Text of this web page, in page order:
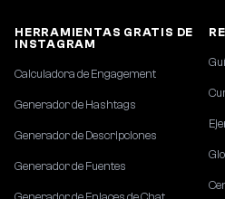
HERRAMIENTAS GRATIS DE
INSTAGRAM
Calculadora de Engagement
Generador de Hashtags
Generador de Descripciones
Generador de Fuentes